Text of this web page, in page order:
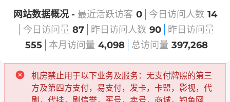
网站数据概况 - 最近活跃访客 0 今日访问人数 14
今日访问量 87 昨日访问人数 90
昨日访问量
555
本月访问量 4,098 总访问量 397,268
机房禁止用于以下业务及服务：无支付牌照的第三
方及第四方支付，易支付，发卡，卡盟，影视，代